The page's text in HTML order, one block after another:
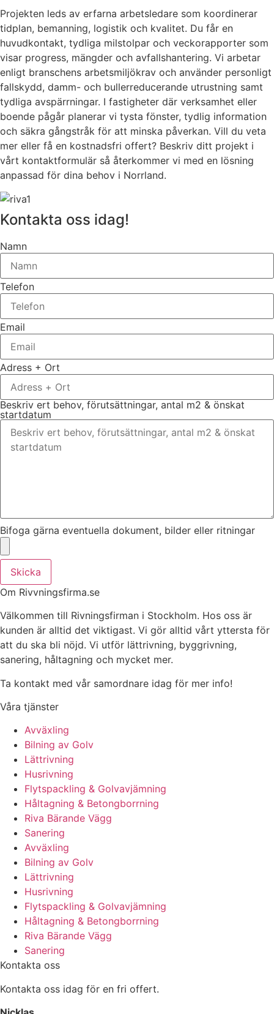
Projekten leds av erfarna arbetsledare som koordinerar
tidplan, bemanning, logistik och kvalitet. Du får en
huvudkontakt, tydliga milstolpar och veckorapporter som
visar progress, mängder och avfallshantering. Vi arbetar
enligt branschens arbetsmiljökrav och använder personligt
fallskydd, damm- och bullerreducerande utrustning samt
tydliga avspärrningar. I fastigheter där verksamhet eller
boende pågår planerar vi tysta fönster, tydlig information
och säkra gångstråk för att minska påverkan. Vill du veta
mer eller få en kostnadsfri offert? Beskriv ditt projekt i
vårt kontaktformulär så återkommer vi med en lösning
anpassad för dina behov i Norrland.
Kontakta oss idag!
Namn
Telefon
Email
Adress + Ort
Beskriv ert behov, förutsättningar, antal m2 & önskat
startdatum
Bifoga gärna eventuella dokument, bilder eller ritningar
Skicka
Om Rivvningsfirma.se
Välkommen till Rivningsfirman i Stockholm. Hos oss är
kunden är alltid det viktigast. Vi gör alltid vårt yttersta för
att du ska bli nöjd. Vi utför lättrivning, byggrivning,
sanering, håltagning och mycket mer.
Ta kontakt med vår samordnare idag för mer info!
Våra tjänster
Avväxling
Bilning av Golv
Lättrivning
Husrivning
Flytspackling & Golvavjämning
Håltagning & Betongborrning
Riva Bärande Vägg
Sanering
Avväxling
Bilning av Golv
Lättrivning
Husrivning
Flytspackling & Golvavjämning
Håltagning & Betongborrning
Riva Bärande Vägg
Sanering
Kontakta oss
Kontakta oss idag för en fri offert.